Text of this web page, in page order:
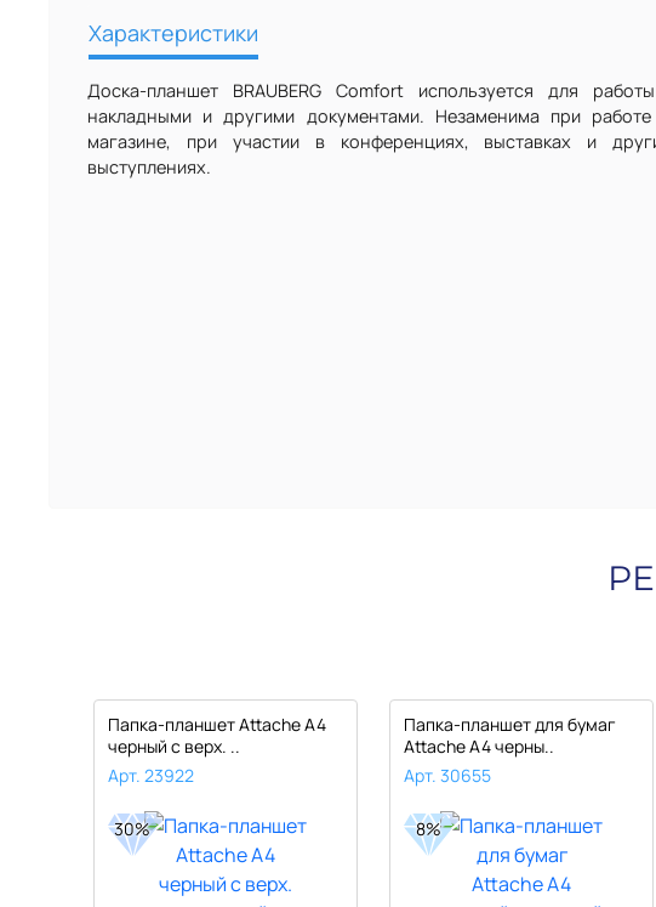
Характеристики
Доска-планшет BRAUBERG Comfort используется для
накладными и другими документами. Незаменима при
магазине, при участии в конференциях, выставках и
выступлениях.
Папка-планшет Attache A4
черный с верх. ..
Арт. 23922
30%
Папка-планшет для бумаг
Attache A4 черны..
Арт. 30655
8%